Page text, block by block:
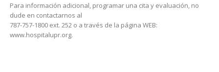
Para información adicional, programar una cita y evaluación, no
dude en contactarnos al
787-757-1800 ext. 252 o a través de la página WEB:
www.hospitalupr.org.